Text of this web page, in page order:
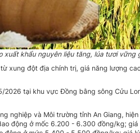
xuất khẩu nguyên liệu tăng, lúa tươi vững
xung đột địa chính trị, giá năng lượng
2026 tại khu vực Đồng bằng sông Cửu
nghiệp và Môi trường tỉnh An Giang, hiện
động ở mốc 6.200 - 6.300 đồng/kg; giá